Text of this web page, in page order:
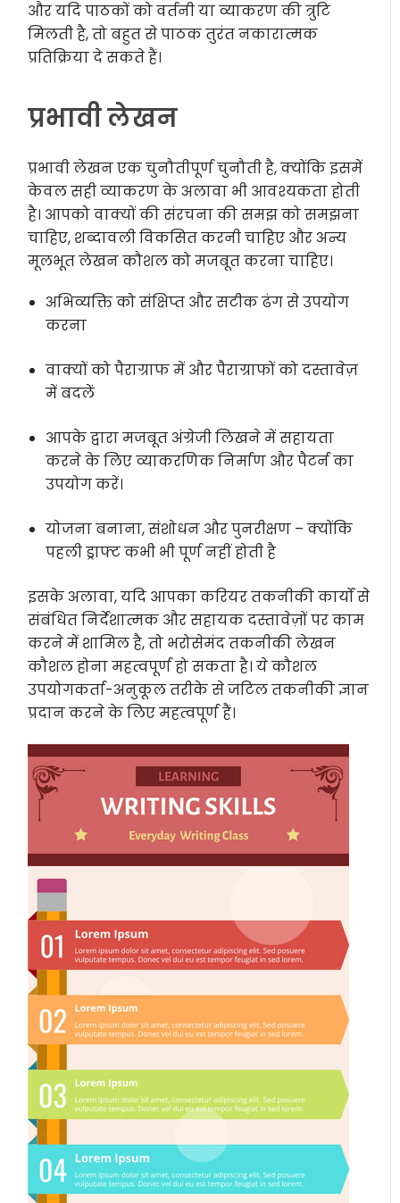
और यदि पाठकों को वर्तनी या व्याकरण की त्रुटि
मिलती है, तो बहुत से पाठक तुरंत नकारात्मक
प्रतिक्रिया दे सकते हैं।
प्रभावी लेखन
प्रभावी लेखन एक चुनौतीपूर्ण चुनौती है, क्योंकि इसमें
केवल सही व्याकरण के अलावा भी आवश्यकता होती
है। आपको वाक्यों की संरचना की समझ को समझना
चाहिए, शब्दावली विकसित करनी चाहिए और अन्य
मूलभूत लेखन कौशल को मजबूत करना चाहिए।
अभिव्यक्ति को संक्षिप्त और सटीक ढंग से उपयोग
करना
वाक्यों को पैराग्राफ में और पैराग्राफों को दस्तावेज़
में बदलें
आपके द्वारा मजबूत अंग्रेजी लिखने में सहायता
करने के लिए व्याकरणिक निर्माण और पैटर्न का
उपयोग करें।
योजना बनाना, संशोधन और पुनरीक्षण – क्योंकि
पहली ड्राफ्ट कभी भी पूर्ण नहीं होती है
इसके अलावा, यदि आपका करियर तकनीकी कार्यों से
संबंधित निर्देशात्मक और सहायक दस्तावेज़ों पर काम
करने में शामिल है, तो भरोसेमंद तकनीकी लेखन
कौशल होना महत्वपूर्ण हो सकता है। ये कौशल
उपयोगकर्ता-अनुकूल तरीके से जटिल तकनीकी ज्ञान
प्रदान करने के लिए महत्वपूर्ण हैं।